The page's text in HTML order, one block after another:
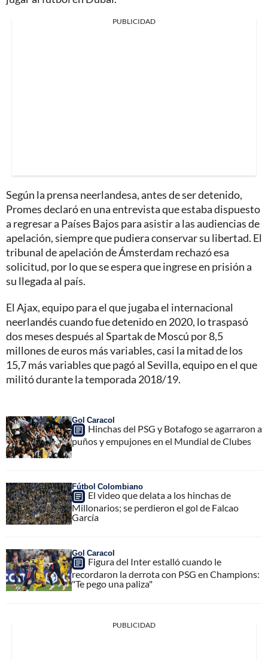
PUBLICIDAD
Según la prensa neerlandesa, antes de ser detenido,
Promes declaró en una entrevista que estaba dispuesto
a regresar a Países Bajos para asistir a las audiencias de
apelación, siempre que pudiera conservar su libertad. El
tribunal de apelación de Ámsterdam rechazó esa
solicitud, por lo que se espera que ingrese en prisión a
su llegada al país.
El Ajax, equipo para el que jugaba el internacional
neerlandés cuando fue detenido en 2020, lo traspasó
dos meses después al Spartak de Moscú por 8,5
millones de euros más variables, casi la mitad de los
15,7 más variables que pagó al Sevilla, equipo en el que
militó durante la temporada 2018/19.
Gol Caracol
Hinchas del PSG y Botafogo se agarraron a
puños y empujones en el Mundial de Clubes
Fútbol Colombiano
El video que delata a los hinchas de
Millonarios; se perdieron el gol de Falcao
García
Gol Caracol
Figura del Inter estalló cuando le
recordaron la derrota con PSG en Champions:
"Te pego una paliza"
PUBLICIDAD